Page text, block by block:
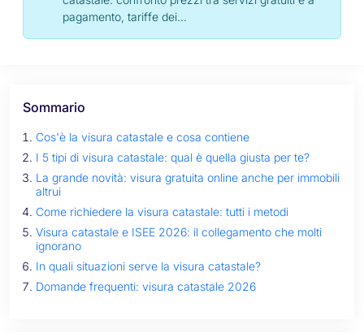
pagamento, tariffe dei…
Sommario
Cos'è la visura catastale e cosa contiene
I 5 tipi di visura catastale: qual è quella giusta per te?
La grande novità: visura gratuita online anche per immobili
altrui
Come richiedere la visura catastale: tutti i metodi
Visura catastale e ISEE 2026: il collegamento che molti
ignorano
In quali situazioni serve la visura catastale?
Domande frequenti: visura catastale 2026